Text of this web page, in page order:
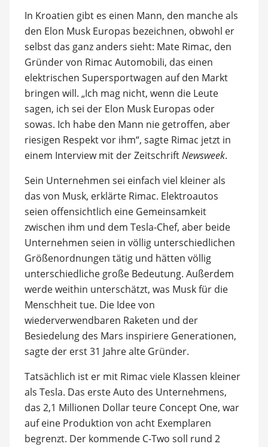
In Kroatien gibt es einen Mann, den manche als
den Elon Musk Europas bezeichnen, obwohl er
selbst das ganz anders sieht: Mate Rimac, den
Gründer von Rimac Automobili, das einen
elektrischen Supersportwagen auf den Markt
bringen will. „Ich mag nicht, wenn die Leute
sagen, ich sei der Elon Musk Europas oder
sowas. Ich habe den Mann nie getroffen, aber
riesigen Respekt vor ihm“, sagte Rimac jetzt in
einem Interview mit der ZeitschriftNewsweek.
Sein Unternehmen sei einfach viel kleiner als
das von Musk, erklärte Rimac. Elektroautos
seien offensichtlich eine Gemeinsamkeit
zwischen ihm und dem Tesla-Chef, aber beide
Unternehmen seien in völlig unterschiedlichen
Größenordnungen tätig und hätten völlig
unterschiedliche große Bedeutung. Außerdem
werde weithin unterschätzt, was Musk für die
Menschheit tue. Die Idee von
wiederverwendbaren Raketen und der
Besiedelung des Mars inspiriere Generationen,
sagte der erst 31 Jahre alte Gründer.
Tatsächlich ist er mit Rimac viele Klassen kleiner
als Tesla. Das erste Auto des Unternehmens,
das 2,1 Millionen Dollar teure Concept One, war
auf eine Produktion von acht Exemplaren
begrenzt. Der kommende C-Two soll rund 2